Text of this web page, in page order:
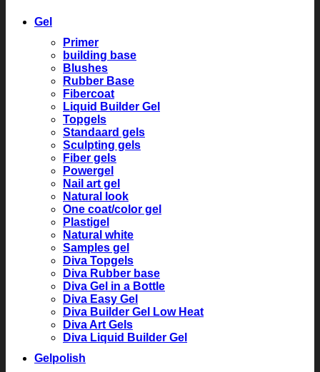
Gel
Primer
building base
Blushes
Rubber Base
Fibercoat
Liquid Builder Gel
Topgels
Standaard gels
Sculpting gels
Fiber gels
Powergel
Nail art gel
Natural look
One coat/color gel
Plastigel
Natural white
Samples gel
Diva Topgels
Diva Rubber base
Diva Gel in a Bottle
Diva Easy Gel
Diva Builder Gel Low Heat
Diva Art Gels
Diva Liquid Builder Gel
Gelpolish